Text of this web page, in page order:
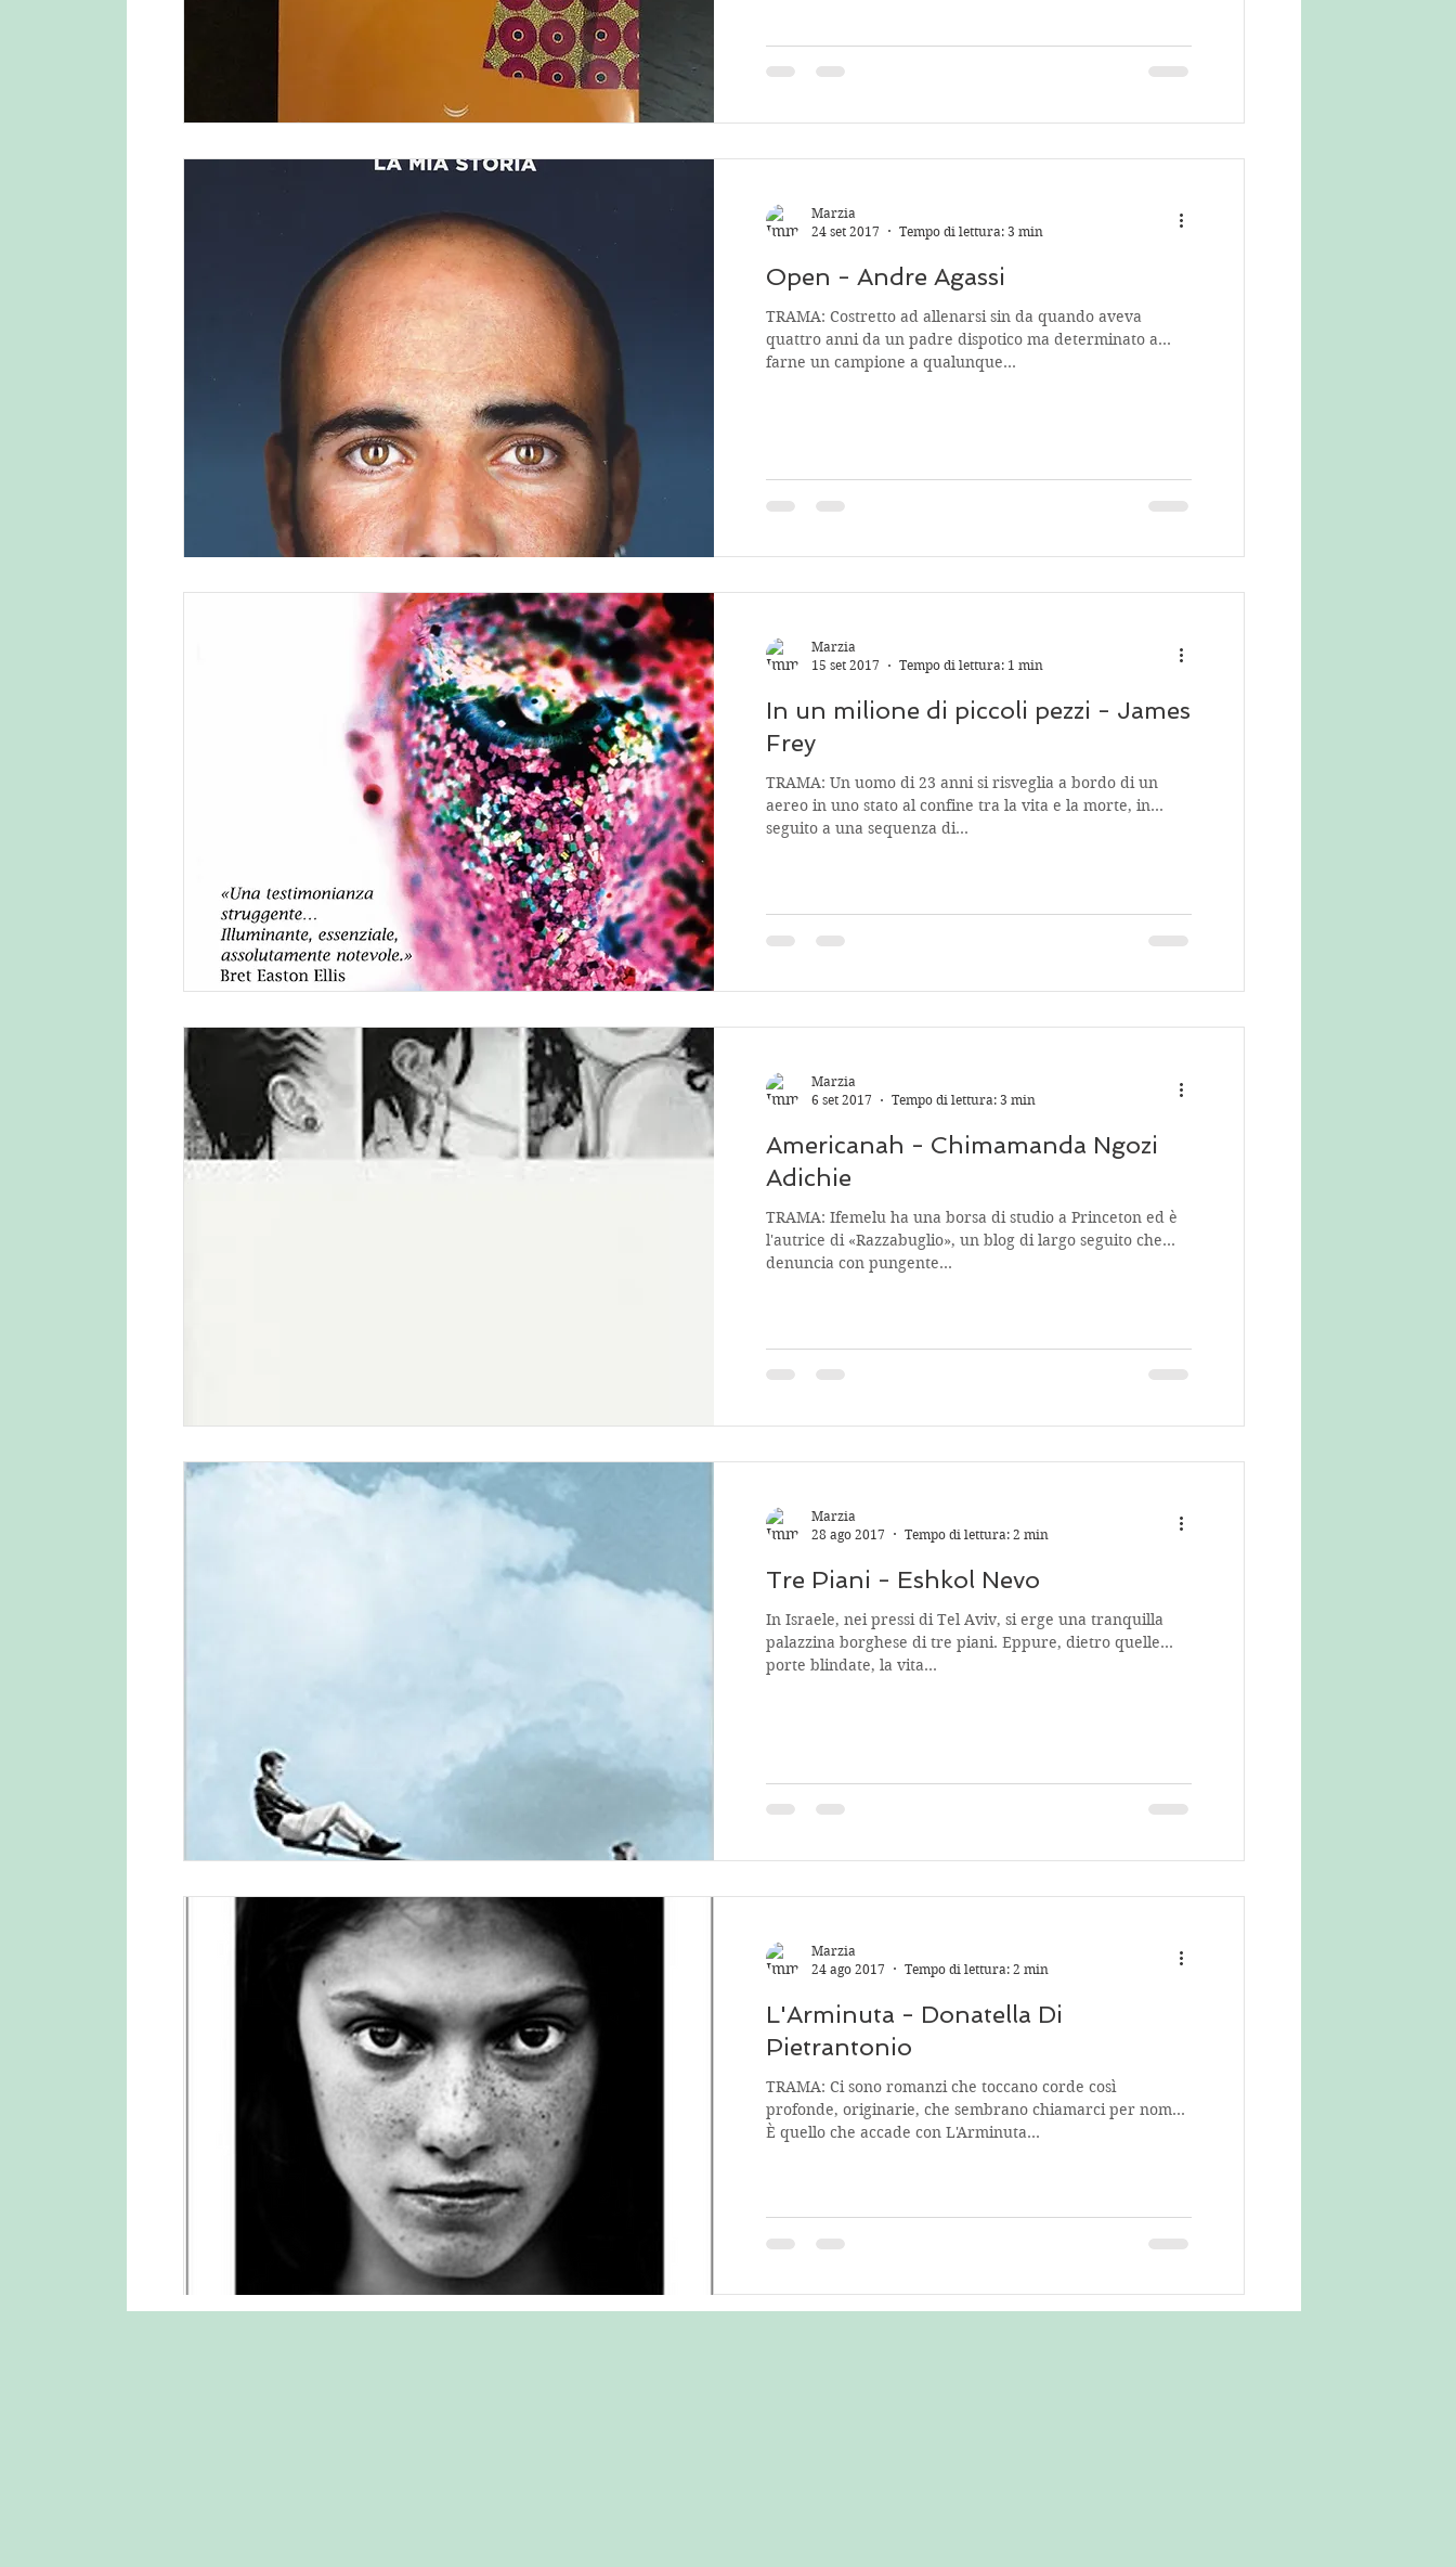
Marzia
24 set 2017
Tempo di lettura: 3 min
Open - Andre Agassi
TRAMA: Costretto ad allenarsi sin da quando aveva
quattro anni da un padre dispotico ma determinato a
farne un campione a qualunque...
Marzia
15 set 2017
Tempo di lettura: 1 min
In un milione di piccoli pezzi - James
Frey
TRAMA: Un uomo di 23 anni si risveglia a bordo di un
aereo in uno stato al confine tra la vita e la morte, in
seguito a una sequenza di...
Marzia
6 set 2017
Tempo di lettura: 3 min
Americanah - Chimamanda Ngozi
Adichie
TRAMA: Ifemelu ha una borsa di studio a Princeton ed è
l'autrice di «Razzabuglio», un blog di largo seguito che
denuncia con pungente...
Marzia
28 ago 2017
Tempo di lettura: 2 min
Tre Piani - Eshkol Nevo
In Israele, nei pressi di Tel Aviv, si erge una tranquilla
palazzina borghese di tre piani. Eppure, dietro quelle
porte blindate, la vita...
Marzia
24 ago 2017
Tempo di lettura: 2 min
L'Arminuta - Donatella Di
Pietrantonio
TRAMA: Ci sono romanzi che toccano corde così
profonde, originarie, che sembrano chiamarci per nome.
È quello che accade con L'Arminuta...